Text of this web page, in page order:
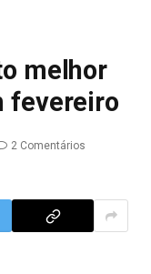
melhor
fevereiro
2 Comentários